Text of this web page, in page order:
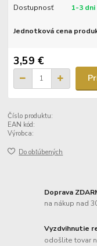
Dostupnosť 1-3 dni
Jednotková cena
3,59 €
Číslo produktu:
EAN kód:
Výrobca:
Do obľúbených
Doprava
na nákup nad
Vyzdvihnutie
odošlite tovar